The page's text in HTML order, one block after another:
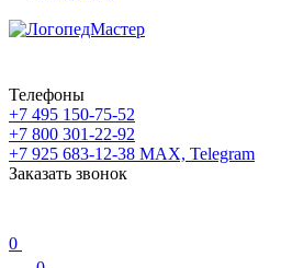
Телефоны
+7 495 150-75-52
+7 800 301-22-92
+7 925 683-12-38 MAX, Telegram
Заказать звонок
0